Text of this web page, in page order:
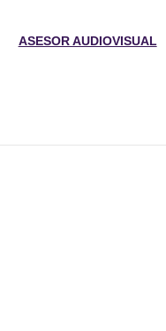
ASESOR AUDIOVISUAL